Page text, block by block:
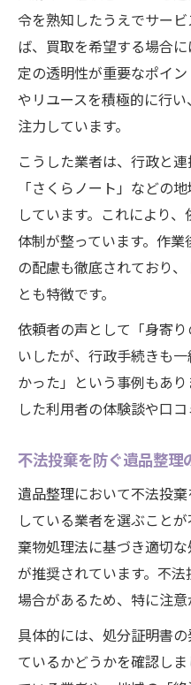
令を熟知したうえでサー
ば、買取を希望する場合
定の透明性が重要なポイ
やリユースを積極的に行
注力しています。
こうした業者は、行政と
「さくらノート」などの
しています。これにより
体制が整っています。作
の配慮も徹底されており
とも特徴です。
依頼者の声として「身寄
いしたが、行政手続きも
かった」という事例もあ
した利用者の体験談や口コ
不法投棄を防ぐ遺品整理
遺品整理において不法投
している業者を選ぶこと
棄物処理法に基づき適切
が推奨されています。不
場合があるため、特に注意
具体的には、処分証明書
ているかどうかを確認し